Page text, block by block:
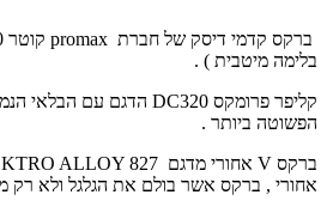
ברקס קדמי דיסק של חברת promax
בלימה מיטבית ) .
קליפר פרומקס DC320 הדגם עם הבלאי
הפשוטה ביותר .
ברקס V אחורי מדגם ALLOY 827
אחורי , ברקס אשר בולם את הגלגל ולא רק